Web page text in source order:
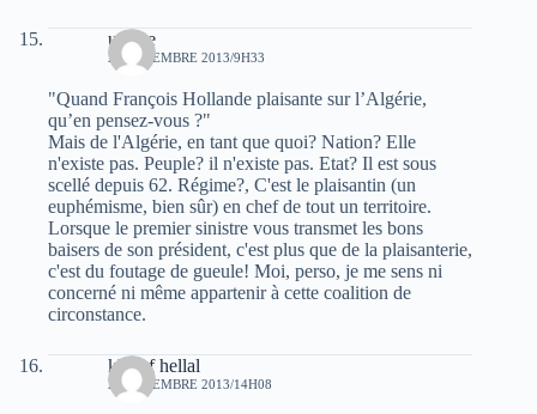
urfane
22 DÉCEMBRE 2013/9H33
"Quand François Hollande plaisante sur l’Algérie,
qu’en pensez-vous ?"
Mais de l'Algérie, en tant que quoi? Nation? Elle
n'existe pas. Peuple? il n'existe pas. Etat? Il est sous
scellé depuis 62. Régime?, C'est le plaisantin (un
euphémisme, bien sûr) en chef de tout un territoire.
Lorsque le premier sinistre vous transmet les bons
baisers de son président, c'est plus que de la plaisanterie,
c'est du foutage de gueule! Moi, perso, je me sens ni
concerné ni même appartenir à cette coalition de
circonstance.
khelaf hellal
22 DÉCEMBRE 2013/14H08